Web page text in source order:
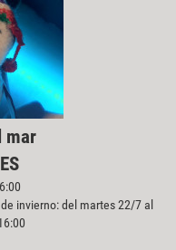
mar
invierno: del martes 22/7 al